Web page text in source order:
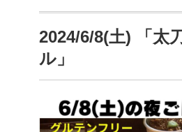
2024/6/8(土) 「太
ル」